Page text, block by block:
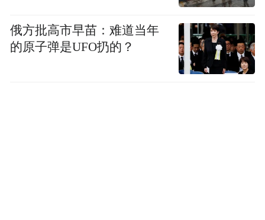
俄方批高市早苗：难道当年
的原子弹是UFO扔的？